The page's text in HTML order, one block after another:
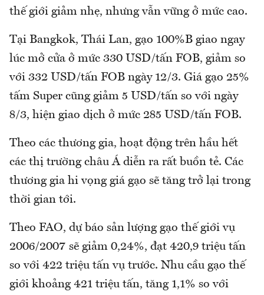
thế giới giảm nhẹ, nhưng vẫn vững ở mức cao.
Tại Bangkok, Thái Lan, gạo 100%B giao ngay
lúc mở cửa ở mức 330 USD/tấn FOB, giảm so
với 332 USD/tấn FOB ngày 12/3. Giá gạo 25%
tấm Super cũng giảm 5 USD/tấn so với ngày
8/3, hiện giao dịch ở mức 285 USD/tấn FOB.
Theo các thương gia, hoạt động trên hầu hết
các thị trường châu Á diễn ra rất buồn tẻ. Các
thương gia hi vọng giá gạo sẽ tăng trở lại trong
thời gian tới.
Theo FAO, dự báo sản lượng gạo thế giới vụ
2006/2007 sẽ giảm 0,24%, đạt 420,9 triệu tấn
so với 422 triệu tấn vụ trước. Nhu cầu gạo thế
giới khoảng 421 triệu tấn, tăng 1,1% so với